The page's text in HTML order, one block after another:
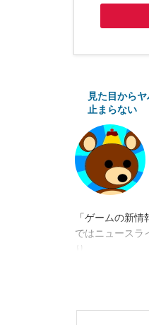
見た目から
止まらない
「ゲームの新
ではニュースラ
り。